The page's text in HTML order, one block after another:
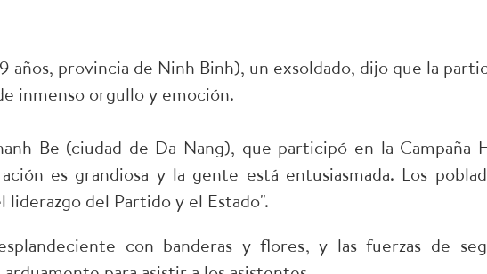
años, provincia de Ninh Binh), un exsoldado, dijo que la
inmenso orgullo y emoción.
Be (ciudad de Da Nang), que participó en la Campaña
es grandiosa y la gente está entusiasmada. Los
liderazgo del Partido y el Estado".
con banderas y flores, y las fuerzas de